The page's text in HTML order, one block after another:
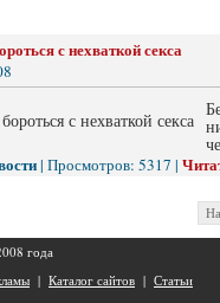
с нехваткой секса
| Просмотров: 5317 |
года
| Каталог сайтов | Статьи